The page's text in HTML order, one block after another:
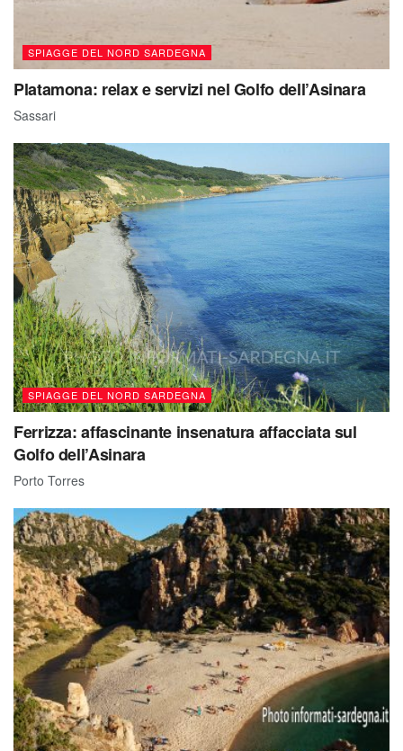
SPIAGGE DEL NORD SARDEGNA
Platamona: relax e servizi nel Golfo dell’Asinara
Sassari
SPIAGGE DEL NORD SARDEGNA
Ferrizza: affascinante insenatura affacciata sul
Golfo dell’Asinara
Porto Torres